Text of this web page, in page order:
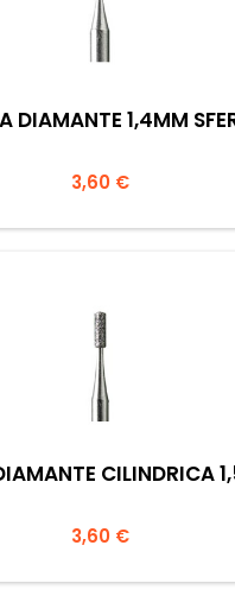
DIAMANTE 1,4MM
Prezzo
3,60 €
CILINDRICA
Prezzo
3,60 €